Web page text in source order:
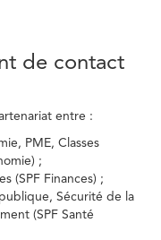
de contact
entre :
PME, Classes
;
(SPF Finances) ;
Sécurité de la
(SPF Santé